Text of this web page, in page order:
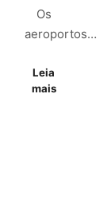
Os
aeroportos…
Leia
mais